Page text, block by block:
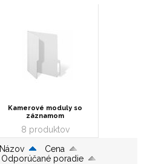
Kamerové moduly so
záznamom
8 produktov
Názov
Cena
Odporúčané poradie